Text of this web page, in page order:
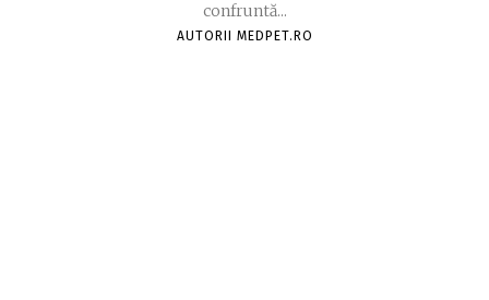
confruntă...
AUTORII MEDPET.RO